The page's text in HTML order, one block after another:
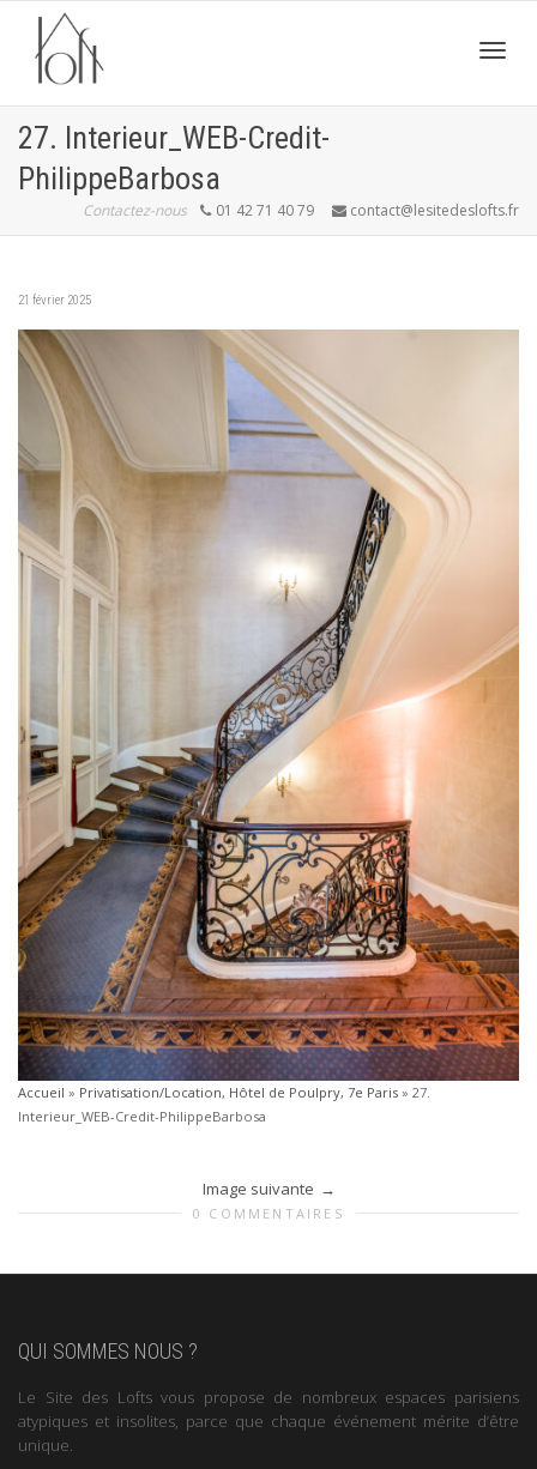
27. Interieur_WEB-Credit-
PhilippeBarbosa
Contactez-nous 01 42 71 40 79 contact@lesitedeslofts.fr
21 février 2025
Accueil » Privatisation/Location, Hôtel de Poulpry, 7e Paris » 27.
Interieur_WEB-Credit-PhilippeBarbosa
Image suivante
0 COMMENTAIRES
QUI SOMMES NOUS ?
Le Site des Lofts vous propose de nombreux espaces parisiens
atypiques et insolites, parce que chaque événement mérite d’être
unique.